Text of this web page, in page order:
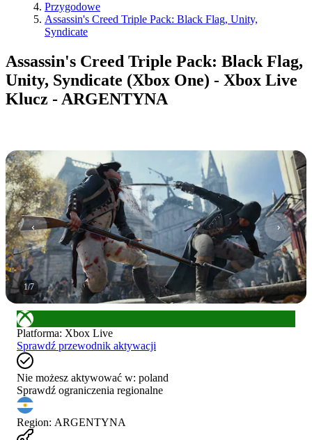
Przygodowe
Assassin's Creed Triple Pack: Black Flag, Unity,
Syndicate
Assassin's Creed Triple Pack: Black Flag,
Unity, Syndicate (Xbox One) - Xbox Live
Klucz - ARGENTYNA
1/7
Platforma: Xbox Live
Sprawdź przewodnik aktywacji
Nie możesz aktywować w: poland
Sprawdź ograniczenia regionalne
Region: ARGENTYNA